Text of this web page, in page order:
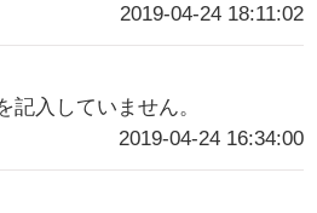
2019-04-24 18:11:02
記入していません。
2019-04-24 16:34:00